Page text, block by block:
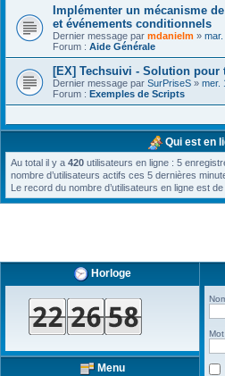
Implémenter un mécanisme
et événements conditionnels
Dernier message par mdanielm »
Forum : Aide Générale
[EX] Techsuivi - Solution pour
Dernier message par SurPriseS » mer.
Forum : Exemples de Scripts
Qui est en
Au total il y a 420 utilisateurs en ligne : 5
nombre d’utilisateurs actifs ces 5 dernières
Le record du nombre d’utilisateurs en ligne est de
Horloge
Menu